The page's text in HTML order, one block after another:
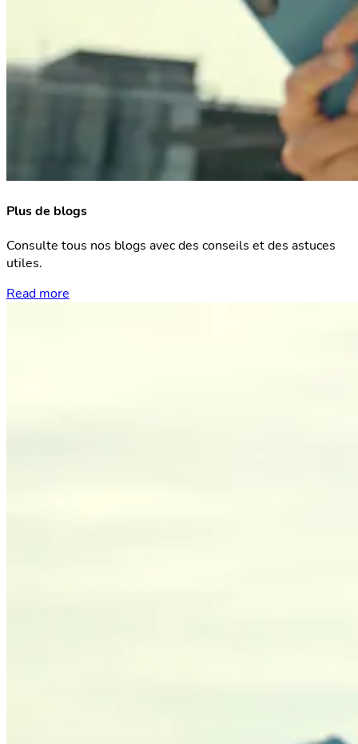
Plus de blogs
Consulte tous nos blogs avec des conseils et des astuces
utiles.
Read more